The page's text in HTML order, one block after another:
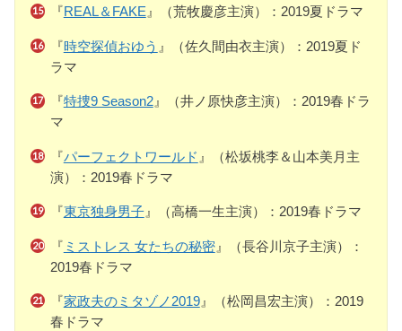
『REAL＆FAKE 』（荒牧慶彦主演）：2019夏ドラマ
『時空探偵おゆう 』（佐久間由衣主演）：2019夏ド
ラマ
『特捜9 Season2』（井ノ原快彦主演）：2019春ドラ
マ
『パーフェクトワールド 』（松坂桃李＆山本美月主
演）：2019春ドラマ
『東京独身男子』（高橋一生主演）：2019春ドラマ
『 ミストレス 女たちの秘密』（長谷川京子主演）：
2019春ドラマ
『家政夫のミタゾノ2019』（松岡昌宏主演）：2019
春ドラマ